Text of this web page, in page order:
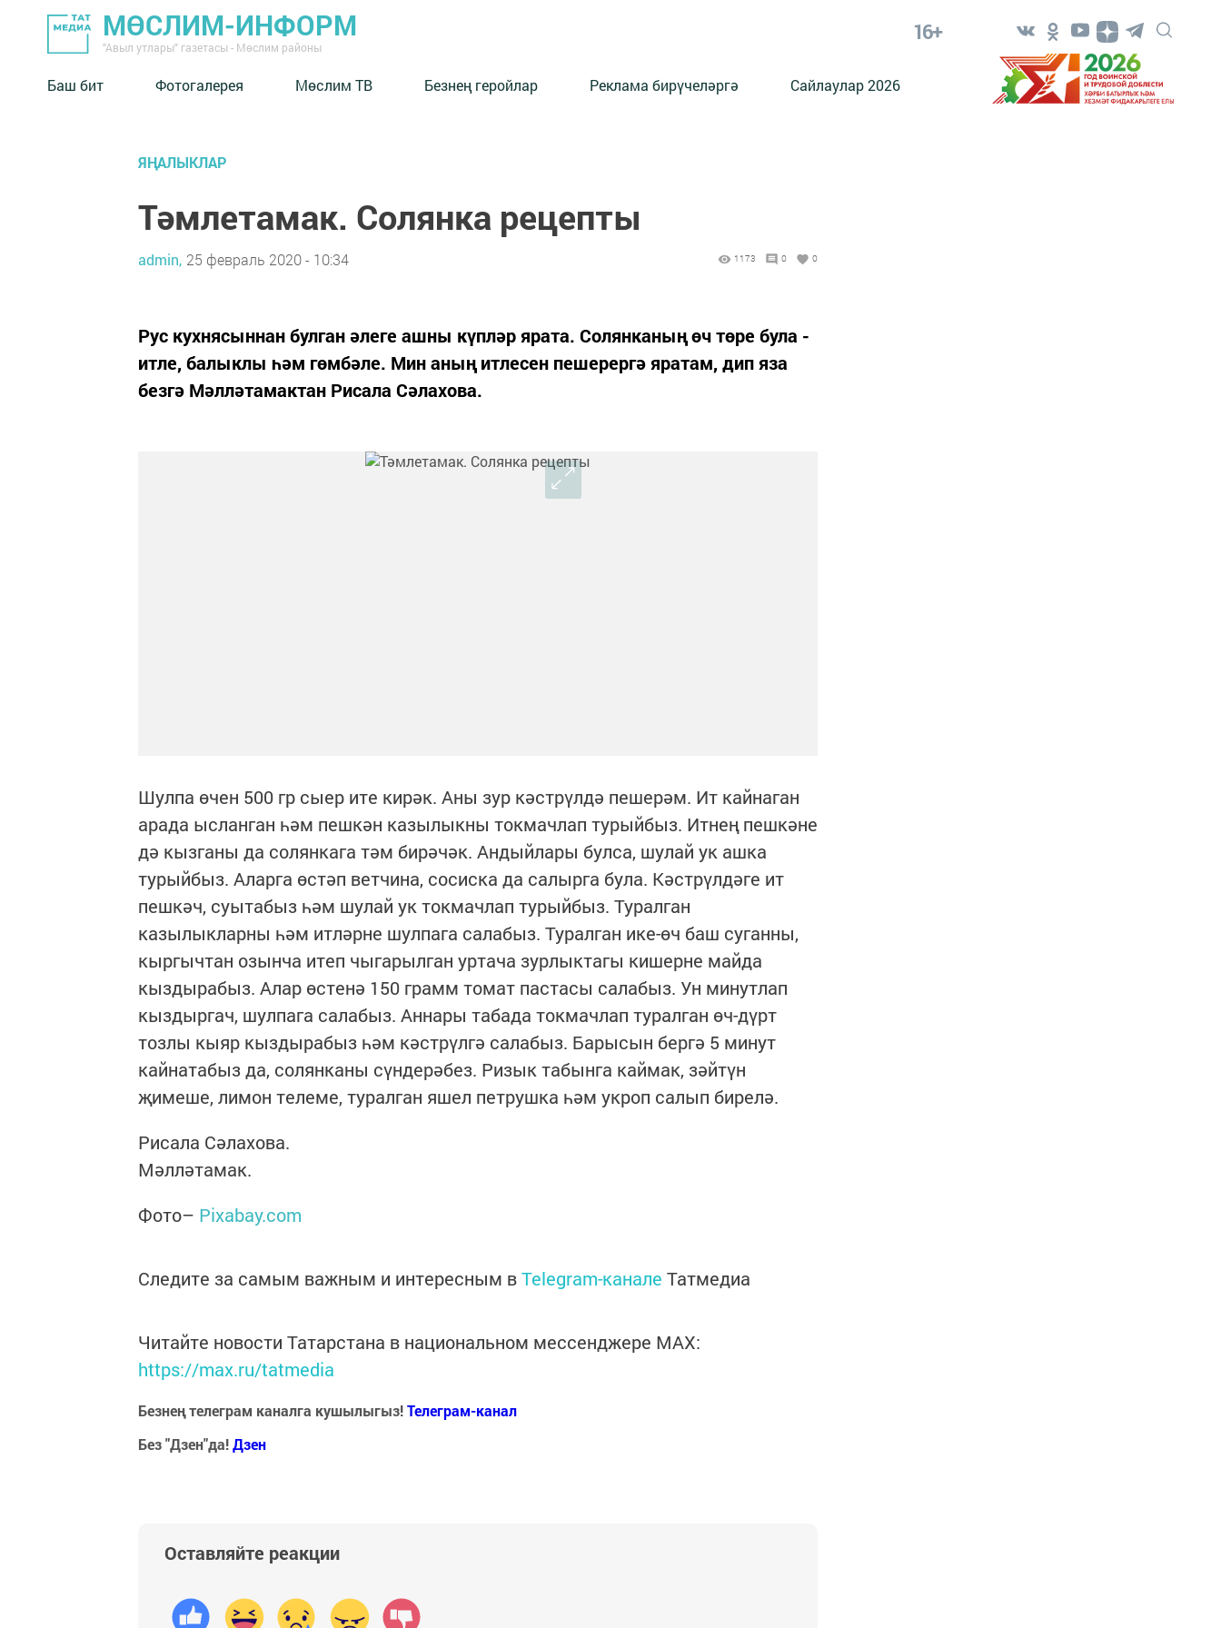
МӨСЛИМ-ИНФОРМ
"Авыл утлары" газетасы - Мөслим районы
16+
Баш бит Фотогалерея Мөслим ТВ Безнең геройлар Реклама бирүчеләргә Сайлаулар 2026
ЯҢАЛЫКЛАР
Тәмлетамак. Солянка рецепты
admin, 25 февраль 2020 - 10:34 1173 0 0
Рус кухнясыннан булган әлеге ашны күпләр ярата. Солянканың өч төре була -
итле, балыклы һәм гөмбәле. Мин аның итлесен пешерергә яратам, дип яза
безгә Мәлләтамактан Рисала Сәлахова.
Шулпа өчен 500 гр сыер ите кирәк. Аны зур кәстрүлдә пешерәм. Ит кайнаган
арада ысланган һәм пешкән казылыкны токмачлап турыйбыз. Итнең пешкәне
дә кызганы да солянкага тәм бирәчәк. Андыйлары булса, шулай ук ашка
турыйбыз. Аларга өстәп ветчина, сосиска да салырга була. Кәстрүлдәге ит
пешкәч, суытабыз һәм шулай ук токмачлап турыйбыз. Туралган
казылыкларны һәм итләрне шулпага салабыз. Туралган ике-өч баш суганны,
кыргычтан озынча итеп чыгарылган уртача зурлыктагы кишерне майда
кыздырабыз. Алар өстенә 150 грамм томат пастасы салабыз. Ун минутлап
кыздыргач, шулпага салабыз. Аннары табада токмачлап туралган өч-дүрт
тозлы кыяр кыздырабыз һәм кәстрүлгә салабыз. Барысын бергә 5 минут
кайнатабыз да, солянканы сүндерәбез. Ризык табынга каймак, зәйтүн
җимеше, лимон телеме, туралган яшел петрушка һәм укроп салып бирелә.
Рисала Сәлахова.
Мәлләтамак.
Фото– Рixabay.com
Следите за самым важным и интересным вTelegram-канале Татмедиа
Читайте новости Татарстана в национальном мессенджере MАХ:
https://max.ru/tatmedia
Безнең телеграм каналга кушылыгыз!Телеграм-канал
Без "Дзен"да!Дзен
Оставляйте реакции